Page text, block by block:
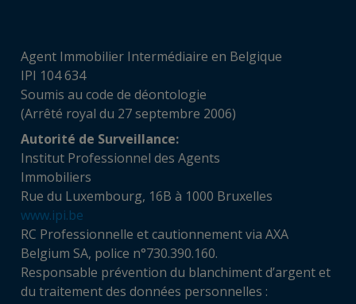
Agent Immobilier Intermédiaire en Belgique
IPI 104 634
Soumis au code de déontologie
(Arrêté royal du 27 septembre 2006)
Autorité de Surveillance:
Institut Professionnel des Agents
Immobiliers
Rue du Luxembourg, 16B à 1000 Bruxelles
www.ipi.be
RC Professionnelle et cautionnement via AXA
Belgium SA, police n°730.390.160.
Responsable prévention du blanchiment d’argent et
du traitement des données personnelles :